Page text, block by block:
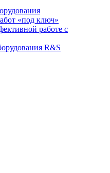
«под ключ»
работе с
R&S